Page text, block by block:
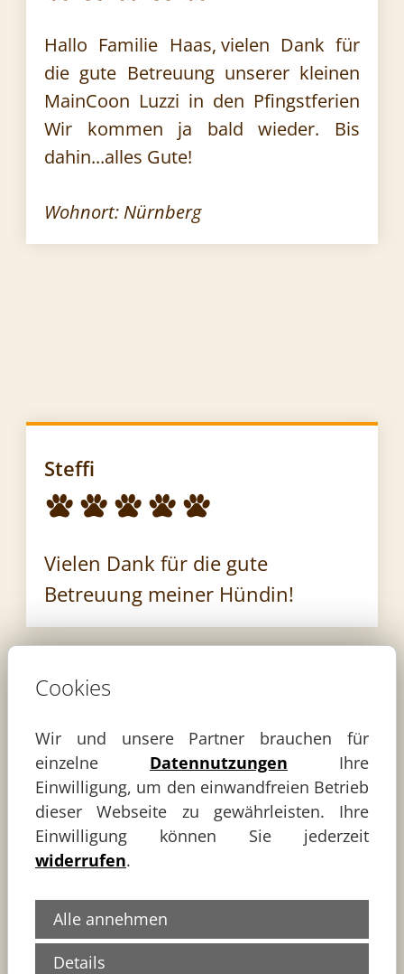
Hallo Familie Haas, vielen Dank für
die gute Betreuung unserer kleinen
MainCoon Luzzi in den Pfingstferien
Wir kommen ja bald wieder. Bis
dahin...alles Gute!
Wohnort: Nürnberg
Steffi
Vielen Dank für die gute
Betreuung meiner Hündin!
Kristina
Hallo Familie Haas, vielen dank für
Cookies
Wir und unsere Partner brauchen für
einzelne Datennutzungen Ihre
Einwilligung, um den einwandfreien Betrieb
dieser Webseite zu gewährleisten. Ihre
Einwilligung können Sie jederzeit
widerrufen.
Alle annehmen
Details